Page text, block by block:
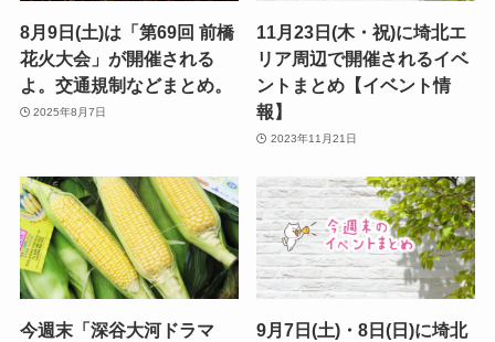
8月9日(土)は「第69回 前橋
花火大会」が開催される
よ。交通規制などまとめ。
2025年8月7日
11月23日(木・祝)に埼北エ
リア周辺で開催されるイベ
ントまとめ【イベント情
報】
2023年11月21日
今週末「深谷大河ドラマ
9月7日(土)・8日(日)に埼北